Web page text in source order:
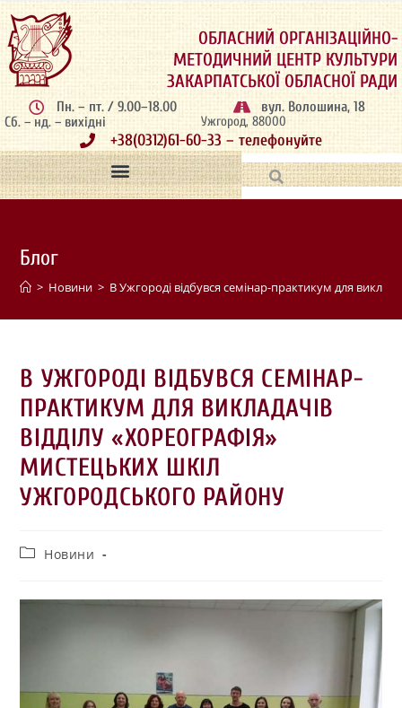
ОБЛАСНИЙ ОРГАНІЗАЦІЙНО-
МЕТОДИЧНИЙ ЦЕНТР КУЛЬТУРИ
ЗАКАРПАТСЬКОЇ ОБЛАСНОЇ РАДИ
Пн. – пт. / 9.00–18.00
Сб. – нд. – вихідні
вул. Волошина, 18
Ужгород, 88000
+38(0312)61-60-33 – телефонуйте
Блог
> Новини > В Ужгороді відбувся семінар-практикум для
В УЖГОРОДІ ВІДБУВСЯ СЕМІНАР-
ПРАКТИКУМ ДЛЯ ВИКЛАДАЧІВ
ВІДДІЛУ «ХОРЕОГРАФІЯ»
МИСТЕЦЬКИХ ШКІЛ
УЖГОРОДСЬКОГО РАЙОНУ
Новини